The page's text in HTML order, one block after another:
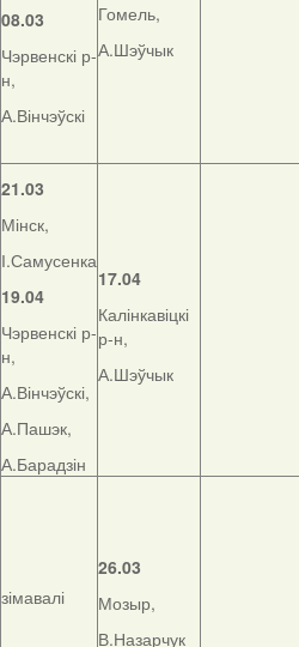
08.03
Чэрвенскі р-
н,
А.Вінчэўскі
Гомель,
А.Шэўчык
21.03
Мінск,
І.Самусенка
19.04
Чэрвенскі р-
н,
А.Вінчэўскі,
А.Пашэк,
А.Барадзін
17.04
Калінкавіцкі
р-н,
А.Шэўчык
зімавалі
26.03
Мозыр,
В.Назарчук